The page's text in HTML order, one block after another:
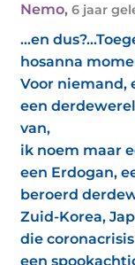
Nemo, 6 jaar
...en
hosanna
Voor niemand,
een
van,
ik noem maar
een Erdogan,
beroerd
Zuid-Korea,
die
een